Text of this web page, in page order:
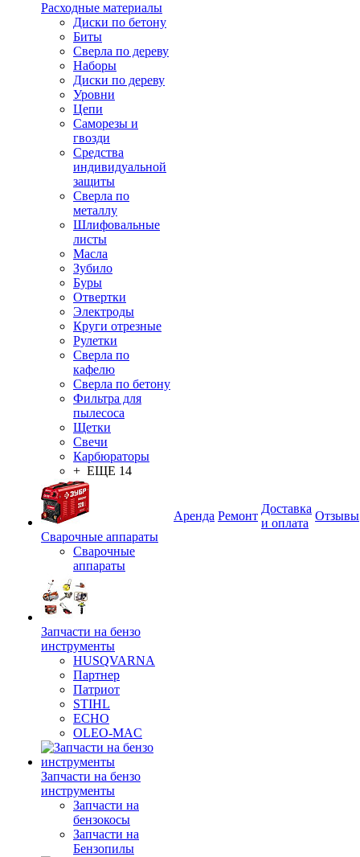
Расходные материалы
Диски по бетону
Биты
Сверла по дереву
Наборы
Диски по дереву
Уровни
Цепи
Саморезы и
гвозди
Средства
индивидуальной
защиты
Сверла по
металлу
Шлифовальные
листы
Масла
Зубило
Буры
Отвертки
Электроды
Круги отрезные
Рулетки
Сверла по
кафелю
Сверла по бетону
Фильтра для
пылесоса
Щетки
Свечи
Карбюраторы
+ ЕЩЕ 14
Сварочные аппараты
Сварочные
аппараты
Запчасти на бензо
инструменты
HUSQVARNA
Партнер
Патриот
STIHL
ECHO
OLEO-MAC
Запчасти на бензо
инструменты
Запчасти на
бензокосы
Запчасти на
Бензопилы
Аренда Ремонт
Доставка
и оплата
Отзывы